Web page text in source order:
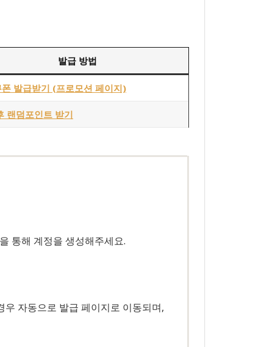
발급 방법
발급받기 (프로모션 페이지)
랜덤포인트 받기
통해 계정을 생성해주세요.
우 자동으로 발급 페이지로 이동되며,